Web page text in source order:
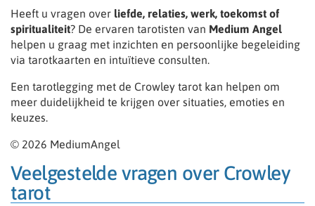
Heeft u vragen over liefde, relaties, werk, toekomst of
spiritualiteit? De ervaren tarotisten van Medium Angel
helpen u graag met inzichten en persoonlijke begeleiding
via tarotkaarten en intuïtieve consulten.
Een tarotlegging met de Crowley tarot kan helpen om
meer duidelijkheid te krijgen over situaties, emoties en
keuzes.
© 2026 MediumAngel
Veelgestelde vragen over Crowley
tarot